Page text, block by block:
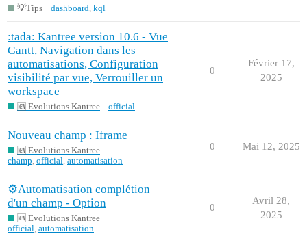
💡Tips dashboard kql
:tada: Kantree version 10.6 - Vue
Gantt, Navigation dans les
automatisations, Configuration
visibilité par vue, Verrouiller un
workspace
🆕 Evolutions Kantree official
0
Février 17,
2025
Nouveau champ : Iframe
🆕 Evolutions Kantree
champ official automatisation
0 Mai 12, 2025
⚙️Automatisation complétion
d'un champ - Option
🆕 Evolutions Kantree
official automatisation
0
Avril 28,
2025